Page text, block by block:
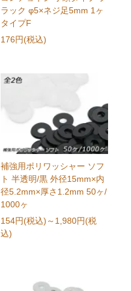
ラック φ5×ネジ足5mm 1ヶ
タイプF
176円(税込)
補強用ポリワッシャー ソフ
ト 半透明/黒 外径15mm×内
径5.2mm×厚さ1.2mm 50ヶ/
1000ヶ
154円(税込) ～1,980円(税
込)